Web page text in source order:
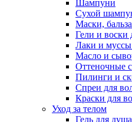
Шампуни
Сухой
Маски,
Гели и воски
Лаки и муссы
Масло и
Оттеночные
Пилинги и
Спреи для
Краски для
Уход за телом
Гель для душа